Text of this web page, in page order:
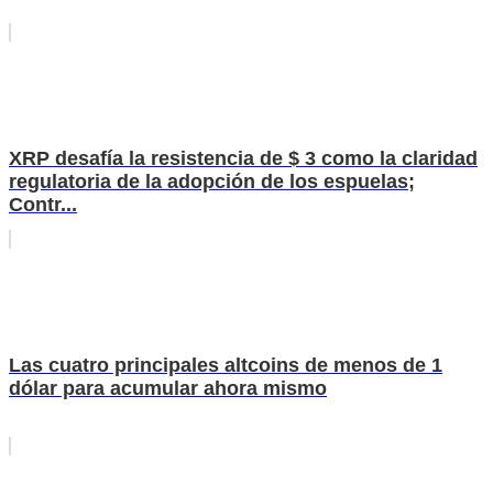
XRP desafía la resistencia de $ 3 como la claridad
regulatoria de la adopción de los espuelas;
Contr...
Las cuatro principales altcoins de menos de 1
dólar para acumular ahora mismo